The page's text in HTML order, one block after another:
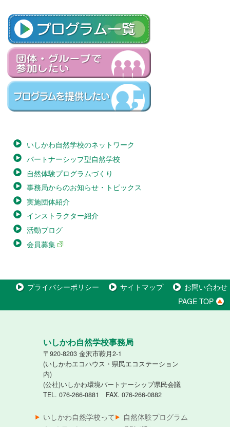
いしかわ自然学校のネットワーク
パートナーシップ型自然学校
自然体験プログラムづくり
事務局からのお知らせ・トピックス
実施団体紹介
インストラクター紹介
活動ブログ
会員募集
プライバシーポリシー サイトマップ
お問い合わせ
PAGE TOP
いしかわ自然学校事務局
〒920-8203 金沢市鞍月2-1
(いしかわエコハウス・県民エコステーション
内)
(公社)いしかわ環境パートナーシップ県民会議
TEL. 076-266-0881 FAX. 076-266-0882
いしかわ自然学校って 自然体験プログラム